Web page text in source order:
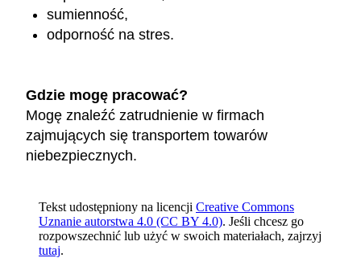
sumienność,
odporność na stres.
Gdzie mogę pracować?
Mogę znaleźć zatrudnienie w firmach
zajmujących się transportem towarów
niebezpiecznych.
Tekst udostępniony na licencji Creative Commons
Uznanie autorstwa 4.0 (CC BY 4.0). Jeśli chcesz go
rozpowszechnić lub użyć w swoich materiałach, zajrzyj
tutaj.